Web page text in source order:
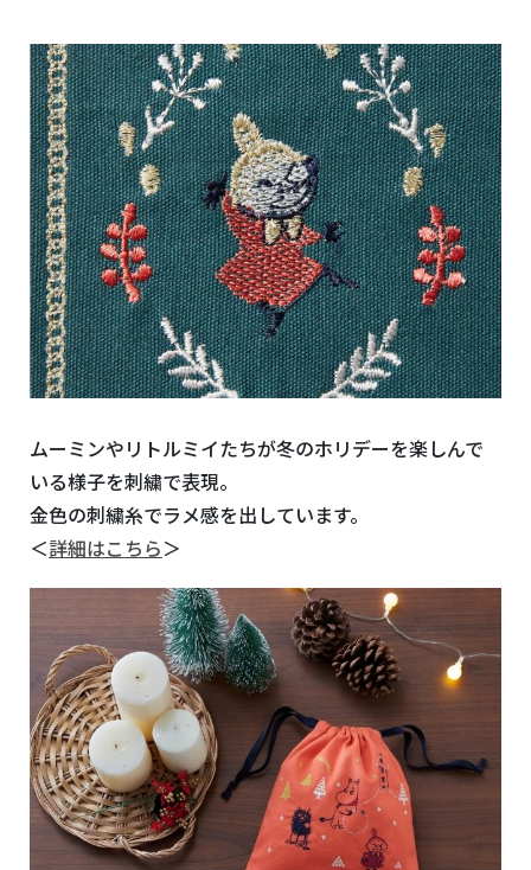
ムーミンやリトルミイたちが冬のホリデーを楽しんで
いる様子を刺繍で表現。
金色の刺繍糸でラメ感を出しています。
＜詳細はこちら＞